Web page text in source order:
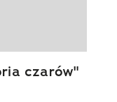
czarów"